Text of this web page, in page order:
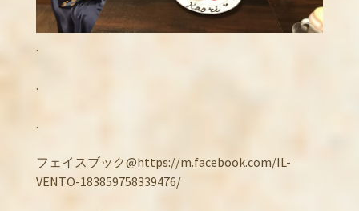
.
.
.
フェイスブック@https://m.facebook.com/IL-
VENTO-183859758339476/